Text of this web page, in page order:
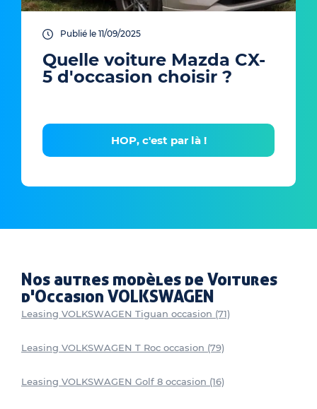
Publié le 11/09/2025
Quelle voiture Mazda CX-
5 d'occasion choisir ?
HOP, c'est par là !
Nos autres modèles de Voitures
d'Occasion VOLKSWAGEN
Leasing VOLKSWAGEN Tiguan occasion (71)
Leasing VOLKSWAGEN T Roc occasion (79)
Leasing VOLKSWAGEN Golf 8 occasion (16)